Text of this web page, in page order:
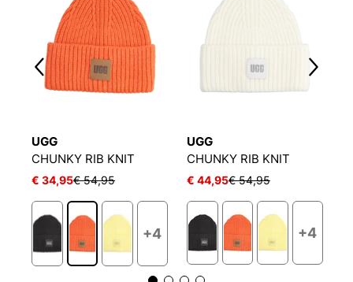
UGG
CHUNKY RIB KNIT
€ 34,95€ 54,95
+4
UGG
CHUNKY RIB KNIT
€ 44,95€ 54,95
+4